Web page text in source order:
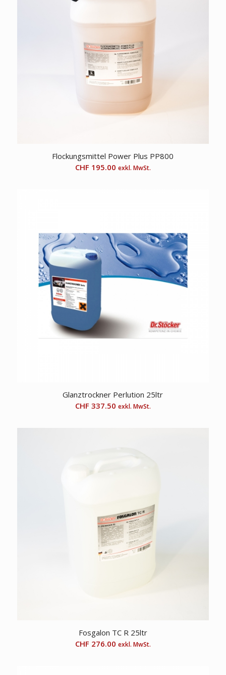
Flockungsmittel Power Plus PP800
CHF 195.00 exkl. MwSt.
Glanztrockner Perlution 25ltr
CHF 337.50 exkl. MwSt.
Fosgalon TC R 25ltr
CHF 276.00 exkl. MwSt.